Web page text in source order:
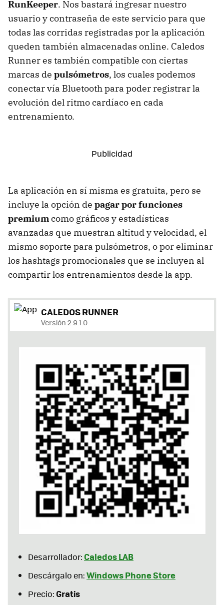
RunKeeper. Nos bastará ingresar nuestro
usuario y contraseña de este servicio para que
todas las corridas registradas por la aplicación
queden también almacenadas online. Caledos
Runner es también compatible con ciertas
marcas de pulsómetros, los cuales podemos
conectar vía Bluetooth para poder registrar la
evolución del ritmo cardíaco en cada
entrenamiento.
La aplicación en sí misma es gratuita, pero se
incluye la opción de pagar por funciones
premiumcomo gráficos y estadísticas
avanzadas que muestran altitud y velocidad, el
mismo soporte para pulsómetros, o por eliminar
los hashtags promocionales que se incluyen al
compartir los entrenamientos desde la app.
CALEDOS RUNNER
Versión 2.9.1.0
Desarrollador:Caledos LAB
Descárgalo en:Windows Phone Store
Precio:Gratis